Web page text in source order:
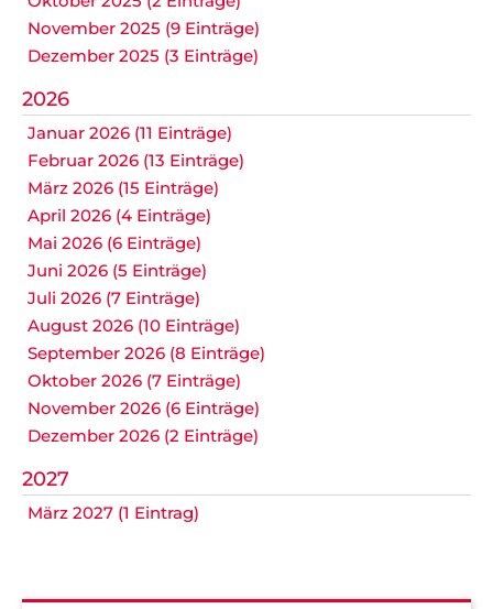
November 2025 (9 Einträge)
Dezember 2025 (3 Einträge)
2026
Januar 2026 (11 Einträge)
Februar 2026 (13 Einträge)
März 2026 (15 Einträge)
April 2026 (4 Einträge)
Mai 2026 (6 Einträge)
Juni 2026 (5 Einträge)
Juli 2026 (7 Einträge)
August 2026 (10 Einträge)
September 2026 (8 Einträge)
Oktober 2026 (7 Einträge)
November 2026 (6 Einträge)
Dezember 2026 (2 Einträge)
2027
März 2027 (1 Eintrag)